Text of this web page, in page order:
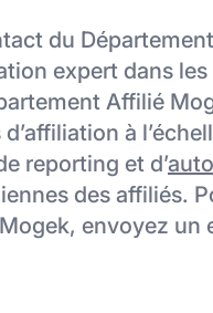
du
expert dans
Affilié
à
reporting et d’
des affiliés.
envoyez un